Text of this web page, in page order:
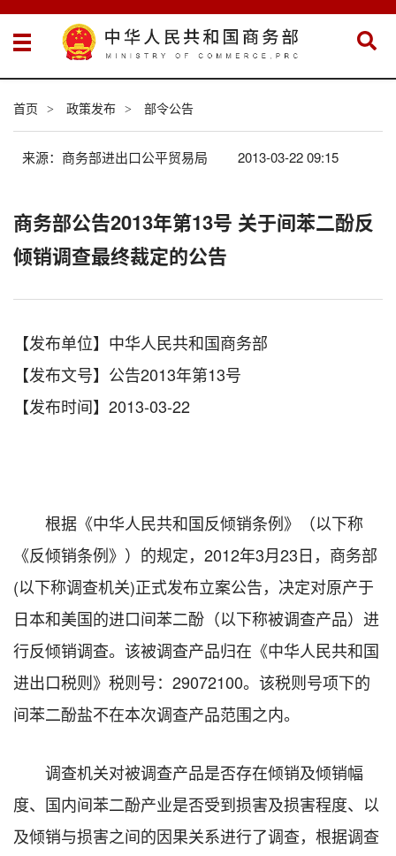
首页 > 政策发布 > 部令公告
来源：商务部进出口公平贸易局 2013-03-22 09:15
商务部公告2013年第13号 关于间苯二酚反
倾销调查最终裁定的公告
【发布单位】中华人民共和国商务部
【发布文号】公告2013年第13号
【发布时间】2013-03-22
根据《中华人民共和国反倾销条例》（以下称
《反倾销条例》）的规定，2012年3月23日，商务部
(以下称调查机关)正式发布立案公告，决定对原产于
日本和美国的进口间苯二酚（以下称被调查产品）进
行反倾销调查。该被调查产品归在《中华人民共和国
进出口税则》税则号：29072100。该税则号项下的
间苯二酚盐不在本次调查产品范围之内。
调查机关对被调查产品是否存在倾销及倾销幅
度、国内间苯二酚产业是否受到损害及损害程度、以
及倾销与损害之间的因果关系进行了调查，根据调查